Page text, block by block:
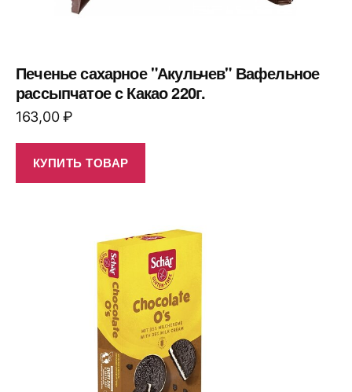
Печенье сахарное "Акульчев" Вафельное
рассыпчатое с Какао 220г.
163,00₽
КУПИТЬ ТОВАР